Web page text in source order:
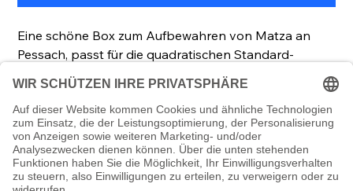
Eine schöne Box zum Aufbewahren von Matza an
Pessach, passt für die quadratischen Standard-
Matza-Größen.
Maße: 24 x 10 x 21 cm
Diese Matza-Box
Matza aufbewahren auf ästhetische Art!